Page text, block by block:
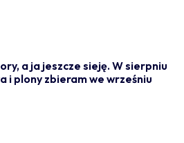
a ja jeszcze sieję. W sierpniu
i plony zbieram we wrześniu